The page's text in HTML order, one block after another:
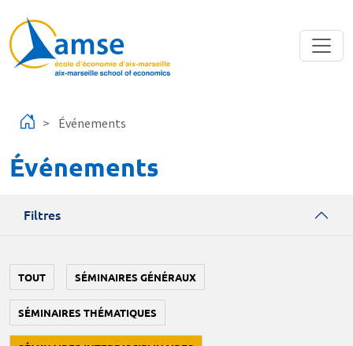
Événements
Événements
Filtres
TOUT SÉMINAIRES GÉNÉRAUX
SÉMINAIRES THÉMATIQUES